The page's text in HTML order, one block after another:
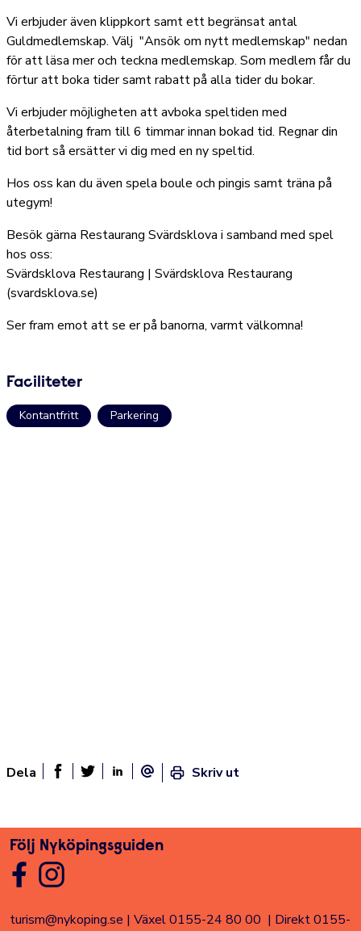
Vi erbjuder även klippkort samt ett begränsat antal
Guldmedlemskap. Välj "Ansök om nytt medlemskap" nedan
för att läsa mer och teckna medlemskap. Som medlem får du
förtur att boka tider samt rabatt på alla tider du bokar.
Vi erbjuder möjligheten att avboka speltiden med
återbetalning fram till 6 timmar innan bokad tid. Regnar din
tid bort så ersätter vi dig med en ny speltid.
Hos oss kan du även spela boule och pingis samt träna på
utegym!
Besök gärna Restaurang Svärdsklova i samband med spel
hos oss:
Svärdsklova Restaurang | Svärdsklova Restaurang
(svardsklova.se)
Ser fram emot att se er på banorna, varmt välkomna!
Faciliteter
Kontantfritt Parkering
Dela
Dela sidan på Facebook
E-post
Skriv ut
Följ Nyköpingsguiden
turism@nykoping.se | Växel 0155-24 80 00 | Direkt 0155-